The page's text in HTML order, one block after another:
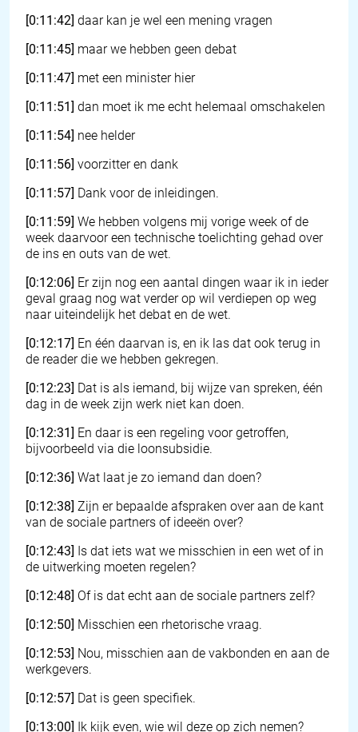
[0:11:42] daar kan je wel een mening vragen
[0:11:45] maar we hebben geen debat
[0:11:47] met een minister hier
[0:11:51] dan moet ik me echt helemaal omschakelen
[0:11:54] nee helder
[0:11:56] voorzitter en dank
[0:11:57] Dank voor de inleidingen.
[0:11:59] We hebben volgens mij vorige week of de
week daarvoor een technische toelichting gehad over
de ins en outs van de wet.
[0:12:06] Er zijn nog een aantal dingen waar ik in ieder
geval graag nog wat verder op wil verdiepen op weg
naar uiteindelijk het debat en de wet.
[0:12:17] En één daarvan is, en ik las dat ook terug in
de reader die we hebben gekregen.
[0:12:23] Dat is als iemand, bij wijze van spreken, één
dag in de week zijn werk niet kan doen.
[0:12:31] En daar is een regeling voor getroffen,
bijvoorbeeld via die loonsubsidie.
[0:12:36] Wat laat je zo iemand dan doen?
[0:12:38] Zijn er bepaalde afspraken over aan de kant
van de sociale partners of ideeën over?
[0:12:43] Is dat iets wat we misschien in een wet of in
de uitwerking moeten regelen?
[0:12:48] Of is dat echt aan de sociale partners zelf?
[0:12:50] Misschien een rhetorische vraag.
[0:12:53] Nou, misschien aan de vakbonden en aan de
werkgevers.
[0:12:57] Dat is geen specifiek.
[0:13:00] Ik kijk even, wie wil deze op zich nemen?